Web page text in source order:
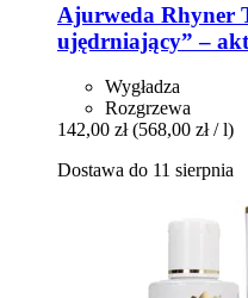
Ajurweda Rhyner
ujędrniający” –
Wygładza
Rozgrzewa
142,00 zł (568,00 zł / l)
Dostawa do 11 sierpnia